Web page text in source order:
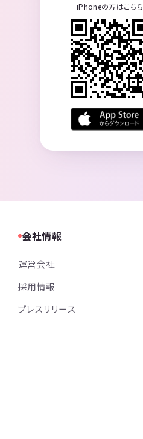
iPhoneの方はこちら
会社情報
運営会社
採用情報
プレスリリース